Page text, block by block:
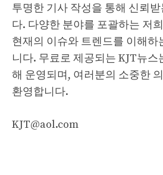
투명한 기사 작성을 통해 신뢰
다. 다양한 분야를 포괄하는 저
현재의 이슈와 트렌드를 이해하
니다. 무료로 제공되는 KJT뉴스
해 운영되며, 여러분의 소중한
환영합니다.
KJT@aol.com